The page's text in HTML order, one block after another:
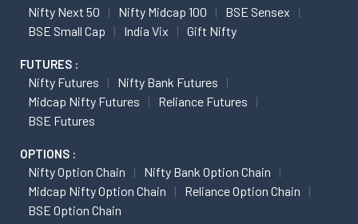
Nifty Next 50
Nifty Midcap 100
BSE Sensex
BSE Small Cap
India Vix Gift Nifty
FUTURES :
Nifty Futures
Nifty Bank Futures
Midcap Nifty Futures
Reliance Futures
BSE Futures
OPTIONS :
Nifty Option Chain
Nifty Bank Option Chain
Midcap Nifty Option Chain
Reliance Option Chain
BSE Option Chain